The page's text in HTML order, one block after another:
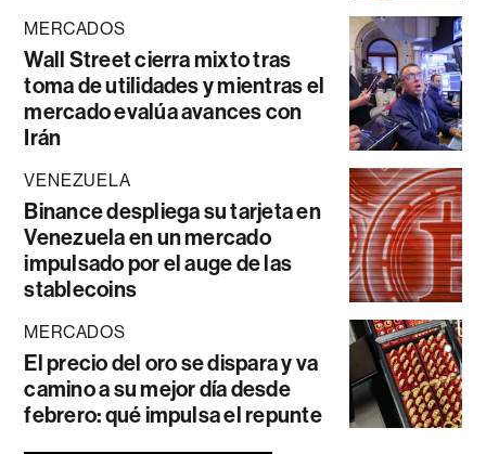
MERCADOS
Wall Street cierra mixto tras
toma de utilidades y mientras el
mercado evalúa avances con
Irán
VENEZUELA
Binance despliega su tarjeta en
Venezuela en un mercado
impulsado por el auge de las
stablecoins
MERCADOS
El precio del oro se dispara y va
camino a su mejor día desde
febrero: qué impulsa el repunte